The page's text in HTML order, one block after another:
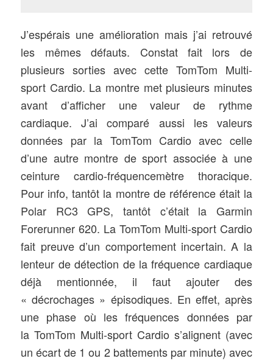
J’espérais une amélioration mais j’ai retrouvé
les mêmes défauts. Constat fait lors de
plusieurs sorties avec cette TomTom Multi-
sport Cardio. La montre met plusieurs minutes
avant d’afficher une valeur de rythme
cardiaque. J’ai comparé aussi les valeurs
données par la TomTom Cardio avec celle
d’une autre montre de sport associée à une
ceinture cardio-fréquencemètre thoracique.
Pour info, tantôt la montre de référence était la
Polar RC3 GPS, tantôt c’était la Garmin
Forerunner 620. La TomTom Multi-sport Cardio
fait preuve d’un comportement incertain. A la
lenteur de détection de la fréquence cardiaque
déjà mentionnée, il faut ajouter des
« décrochages » épisodiques. En effet, après
une phase où les fréquences données par
laTomTom Multi-sport Cardio s’alignent (avec
un écart de 1 ou 2 battements par minute) avec